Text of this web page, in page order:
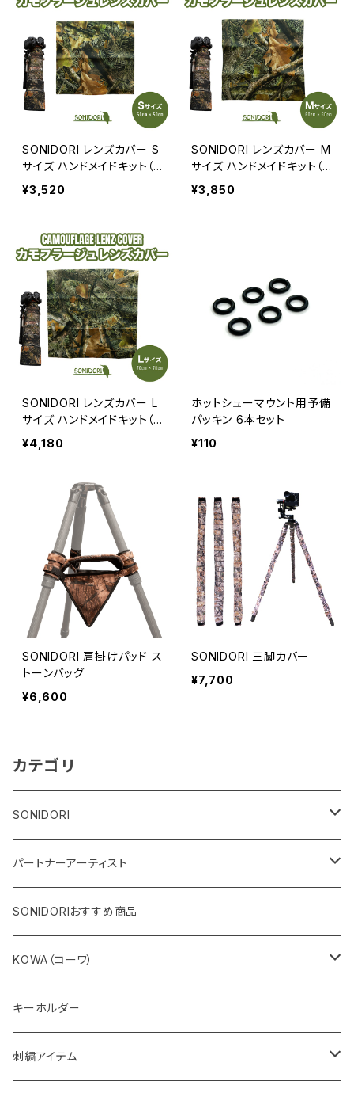
SONIDORI レンズカバー S
サイズ ハンドメイドキット（5
0cm × 50cm）
¥3,520
SONIDORI レンズカバー M
サイズ ハンドメイドキット（6
0cm × 60cm）
¥3,850
SONIDORI レンズカバー L
サイズ ハンドメイドキット（7
0cm × 70cm）
¥4,180
ホットシューマウント用予備
パッキン 6本セット
¥110
SONIDORI 肩掛けパッド ス
トーンバッグ
¥6,600
SONIDORI 三脚カバー
¥7,700
カテゴリ
SONIDORI
カメラ関連用品
フィールドグッズ
アクセサリー
パートナーアーティスト
ドミニク・フォンデ
ガラスアート
絵画
URIJI工房
ブローチ
しおり
伊関文隆氏
野鳥風景写真家 髙城 芳治
SONIDORIおすすめ商品
KOWA（コーワ）
スポッティングスコープ
アイピース
双眼鏡
キーホルダー
刺繍アイテム